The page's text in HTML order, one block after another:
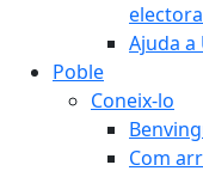
Ajuda a
Poble
Coneix-lo
Com